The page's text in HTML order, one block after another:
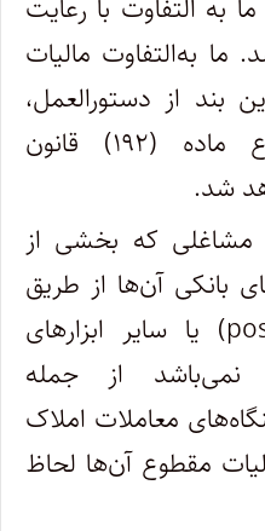
ما به التفاوت با رعایت
ما به‌التفاوت مالیات
بند از دستورالعمل،
مشمول جریمه موضوع ماده (۱۹۲) قانون
شد.
که بخشی از
بانکی آن‌ها از طریق
دستگاه‌های کارتخوان (pos) یا سایر ابزار‌های
نمی‌باشد از جمله
معاملات املاک
مقطوع آن‌ها لحاظ